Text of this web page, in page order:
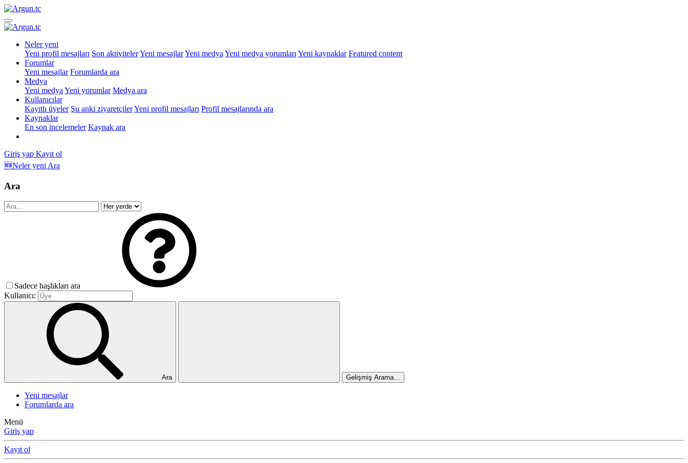
Neler yeni
Yeni profil mesajları Son aktivitelerYeni mesajlarYeni medya Yeni medya yorumları Yeni kaynaklar Featured content
Forumlar
Yeni mesajlar Forumlarda ara
Medya
Yeni medya Yeni yorumlar Medya ara
Kullanıcılar
Kayıtlı üyeler Şu anki ziyaretçilerYeni profil mesajları Profil mesajlarında ara
Kaynaklar
En son incelemeler Kaynak ara
Giriş yap Kayıt ol
🆕Neler yeni Ara
Ara
Sadece başlıkları ara
Kullanıcı:
Ara Gelişmiş Arama…
Yeni mesajlar
Forumlarda ara
Menü
Giriş yap
Kayıt ol